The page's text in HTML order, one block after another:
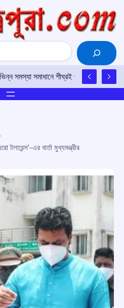
সমস্যা সমাধানে শীঘ্রই প্রয়োজনীয় পদক্ষেপ
টলারেন্স’-এর বার্তা মুখ্যমন্ত্রীর